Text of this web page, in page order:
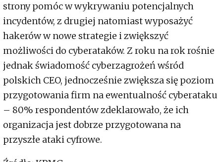
strony pomóc w wykrywaniu potencjalnych
incydentów, z drugiej natomiast wyposażyć
hakerów w nowe strategie i zwiększyć
możliwości do cyberataków. Z roku na rok rośnie
jednak świadomość cyberzagrożeń wśród
polskich CEO, jednocześnie zwiększa się poziom
przygotowania firm na ewentualność cyberataku
– 80% respondentów zdeklarowało, że ich
organizacja jest dobrze przygotowana na
przyszłe ataki cyfrowe.